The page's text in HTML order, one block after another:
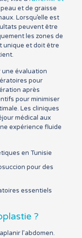
et de graisse
Lorsqu’elle est
peuvent être
les zones de
unique et doit être
une évaluation
pour
après
pour minimiser
Les cliniques
médical aux
expérience fluide
en Tunisie
pour des
essentiels
?
l’abdomen.